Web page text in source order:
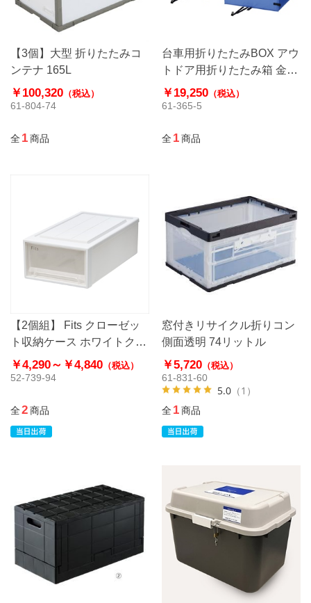
【3個】大型 折りたたみコ
ンテナ 165L
￥100,320 （税込）
61-804-74
全1商品
台車用折りたたみBOX アウ
トドア用折りたたみ箱 金沢
車輛 大 BOX-307D
￥19,250（税込）
61-365-5
全1商品
【2個組】 Fits クローゼッ
ト収納ケース ホワイトクリ
ア
￥4,290～ ￥4,840 （税込）
52-739-94
全2商品
窓付きリサイクル折りコン
側面透明 74リットル
￥5,720（税込）
61-831-60
5.0（1）
全1商品